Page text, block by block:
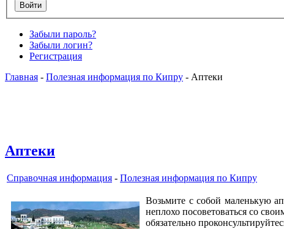
Забыли пароль?
Забыли логин?
Регистрация
Главная - Полезная информация по Кипру - Аптеки
Аптеки
Справочная информация - Полезная информация по Кипру
Возьмите с собой маленькую
неплохо посоветоваться со
обязательно